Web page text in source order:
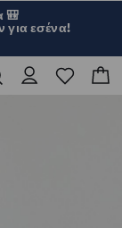
🎒
για εσένα!